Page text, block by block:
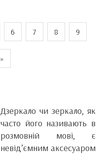
6 7 8 9
»
Дзеркало чи зеркало, як
часто його називають в
розмовній мові, є
невід’ємним аксесуаром